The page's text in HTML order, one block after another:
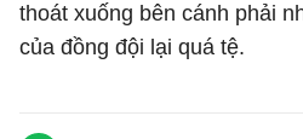
thoát xuống bên cánh phải
của đồng đội lại quá tệ.